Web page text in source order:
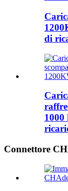
di
1000
Connettore